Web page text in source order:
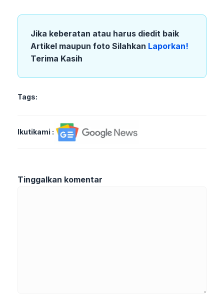
Jika keberatan atau harus diedit baik
Artikel maupun foto Silahkan Laporkan!
Terima Kasih
Tags:
Ikutikami :
Tinggalkan komentar